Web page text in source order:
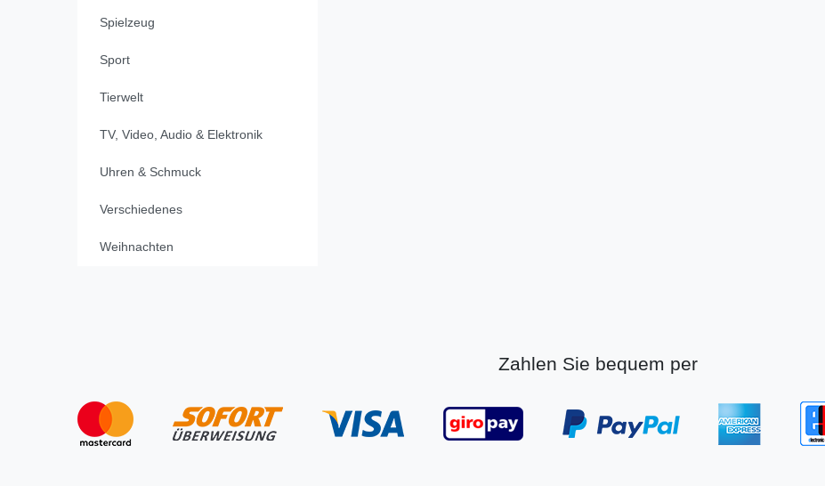
Spielzeug
Sport
Tierwelt
TV, Video, Audio & Elektronik
Uhren & Schmuck
Verschiedenes
Weihnachten
Zahlen Sie bequem per